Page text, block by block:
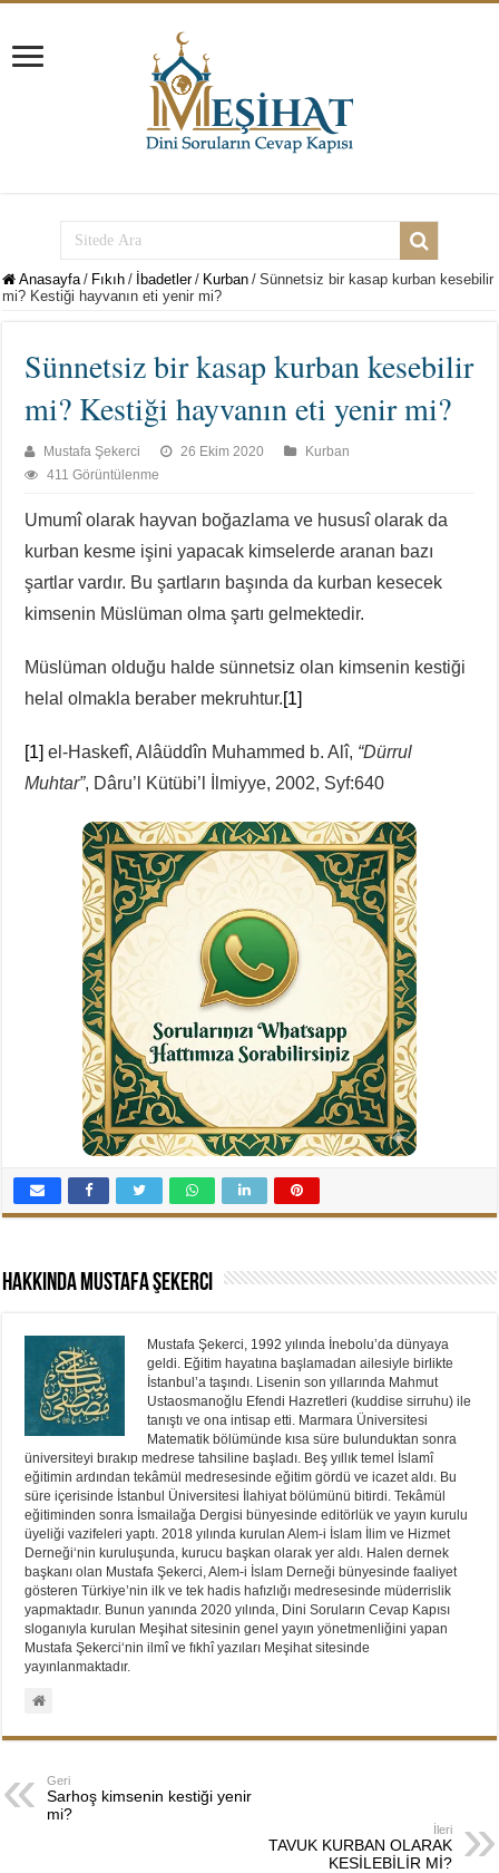
Anasayfa / Fıkıh / İbadetler / Kurban / Sünnetsiz bir kasap kurban kesebilir
mi? Kestiği hayvanın eti yenir mi?
Sünnetsiz bir kasap kurban kesebilir
mi? Kestiği hayvanın eti yenir mi?
Mustafa Şekerci 26 Ekim 2020
Kurban
411 Görüntülenme
Umumî olarak hayvan boğazlama ve hususî olarak da
kurban kesme işini yapacak kimselerde aranan bazı
şartlar vardır. Bu şartların başında da kurban kesecek
kimsenin Müslüman olma şartı gelmektedir.
Müslüman olduğu halde sünnetsiz olan kimsenin kestiği
helal olmakla beraber mekruhtur.[1]
[1] el-Haskefî, Alâüddîn Muhammed b. Alî, “Dürrul
Muhtar”, Dâru’l Kütübi’l İlmiyye, 2002, Syf:640
Hakkında Mustafa Şekerci
Mustafa Şekerci, 1992 yılında İnebolu’da dünyaya
geldi. Eğitim hayatına başlamadan ailesiyle birlikte
İstanbul’a taşındı. Lisenin son yıllarında Mahmut
Ustaosmanoğlu Efendi Hazretleri (kuddise sirruhu) ile
tanıştı ve ona intisap etti. Marmara Üniversitesi
Matematik bölümünde kısa süre bulunduktan sonra
üniversiteyi bırakıp medrese tahsiline başladı. Beş yıllık temel İslamî
eğitimin ardından tekâmül medresesinde eğitim gördü ve icazet aldı. Bu
süre içerisinde İstanbul Üniversitesi İlahiyat bölümünü bitirdi. Tekâmül
eğitiminden sonra İsmailağa Dergisi bünyesinde editörlük ve yayın kurulu
üyeliği vazifeleri yaptı. 2018 yılında kurulan Alem-i İslam İlim ve Hizmet
Derneği‘nin kuruluşunda, kurucu başkan olarak yer aldı. Halen dernek
başkanı olan Mustafa Şekerci, Alem-i İslam Derneği bünyesinde faaliyet
gösteren Türkiye’nin ilk ve tek hadis hafızlığı medresesinde müderrislik
yapmaktadır. Bunun yanında 2020 yılında, Dini Soruların Cevap Kapısı
sloganıyla kurulan Meşihat sitesinin genel yayın yönetmenliğini yapan
Mustafa Şekerci‘nin ilmî ve fıkhî yazıları Meşihat sitesinde
yayınlanmaktadır.
Geri
Sarhoş kimsenin kestiği yenir
mi?
İleri
TAVUK KURBAN OLARAK
KESİLEBİLİR Mİ?